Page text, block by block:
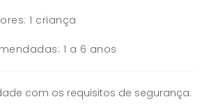
1 criança
1 a 6 anos
com os requisitos de segurança: